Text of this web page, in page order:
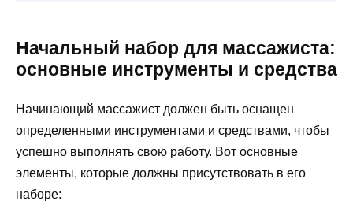
Начальный набор для массажиста:
основные инструменты и средства
Начинающий массажист должен быть оснащен
определенными инструментами и средствами, чтобы
успешно выполнять свою работу. Вот основные
элементы, которые должны присутствовать в его
наборе: